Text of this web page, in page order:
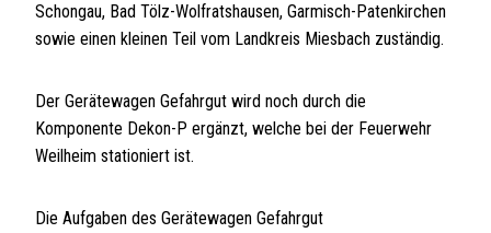
Schongau, Bad Tölz-Wolfratshausen, Garmisch-Patenkirchen
sowie einen kleinen Teil vom Landkreis Miesbach zuständig.
Der Gerätewagen Gefahrgut wird noch durch die
Komponente Dekon-P ergänzt, welche bei der Feuerwehr
Weilheim stationiert ist.
Die Aufgaben des Gerätewagen Gefahrgut